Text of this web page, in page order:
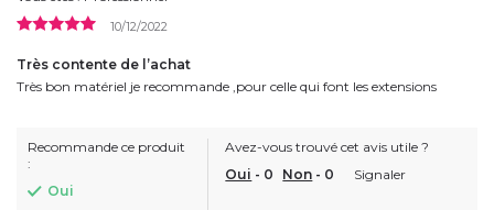
10/12/2022
Très contente de l’achat
Très bon matériel je recommande ,pour celle qui font les extensions
Recommande ce produit
:
Oui
Avez-vous trouvé cet avis utile ?
Oui - 0 Non - 0 Signaler